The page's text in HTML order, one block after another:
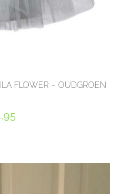
FLOWER – OUDGROEN